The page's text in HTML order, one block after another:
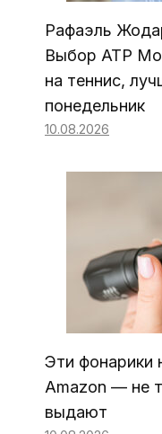
Рафаэль
Выбор ATP
на теннис,
понедельник
10.08.2026
Эти фонарики
Amazon — не
выдают